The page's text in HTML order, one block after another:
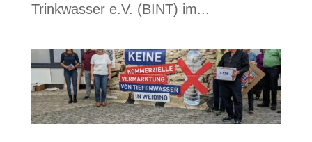
Trinkwasser e.V. (BINT) im...